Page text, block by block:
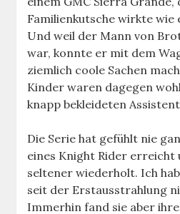
Familienkutsche wirkte
Und weil der Mann von
war, konnte er mit dem
ziemlich coole Sachen
Kinder waren dagegen
knapp bekleideten
Die Serie hat gefühlt nie
eines Knight Rider erreicht
seltener wiederholt. Ich
seit der Erstausstrahlung
Immerhin fand sie aber